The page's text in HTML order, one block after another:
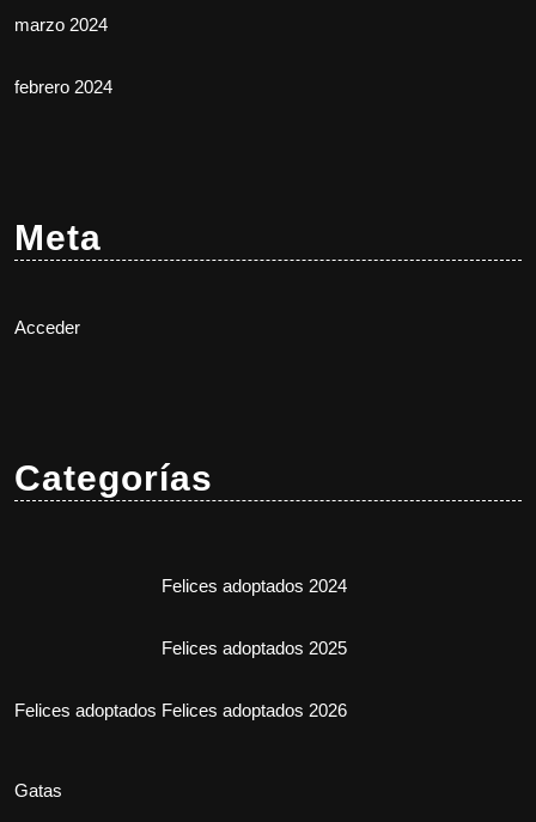
marzo 2024
febrero 2024
Meta
Acceder
Categorías
Felices adoptados
Felices adoptados 2024
Felices adoptados 2025
Felices adoptados 2026
Gatas